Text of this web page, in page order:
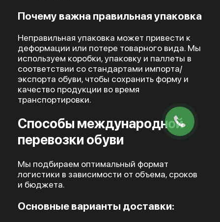
Почему важна правильная упаковка
Неправильная упаковка может привести к
деформации или потере товарного вида. Мы
используем коробки, упаковку и паллеты в
соответствии со стандартами импорта/
экспорта обуви, чтобы сохранить форму и
качество продукции во время
транспортировки.
Способы международной
перевозки обуви
Мы подбираем оптимальный формат
логистики в зависимости от объема, сроков
и бюджета.
Основные варианты доставки: